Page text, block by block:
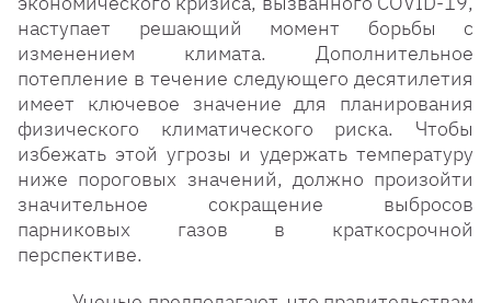
наступает решающий момент борьбы с
изменением климата. Дополнительное
потепление в течение следующего десятилетия
имеет ключевое значение для планирования
физического климатического риска. Чтобы
избежать этой угрозы и удержать температуру
ниже пороговых значений, должно произойти
значительное сокращение выбросов
парниковых газов в краткосрочной
перспективе.